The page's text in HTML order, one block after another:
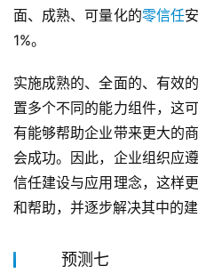
面、成熟、可量化的零信任
1%。
实施成熟的、全面的、有效
置多个不同的能力组件，这
有能够帮助企业带来更大的
会成功。因此，企业组织应
信任建设与应用理念，这样
和帮助，并逐步解决其中的建
预测七